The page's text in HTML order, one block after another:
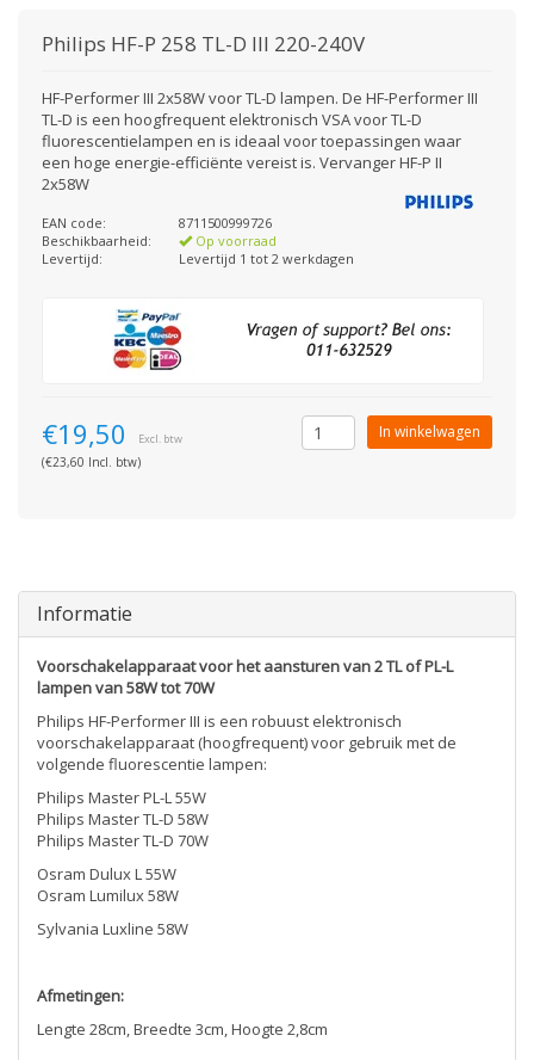
Philips HF-P 258 TL-D III 220-240V
HF-Performer III 2x58W voor TL-D lampen. De HF-Performer III
TL-D is een hoogfrequent elektronisch VSA voor TL-D
fluorescentielampen en is ideaal voor toepassingen waar
een hoge energie-efficiënte vereist is. Vervanger HF-P II
2x58W
EAN code:
8711500999726
Beschikbaarheid:
Op voorraad
Levertijd:
Levertijd 1 tot 2 werkdagen
€19,50 Excl. btw
(€23,60 Incl. btw)
In winkelwagen
Informatie
Voorschakelapparaat voor het aansturen van 2 TL of PL-L
lampen van 58W tot 70W
Philips HF-Performer III is een robuust elektronisch
voorschakelapparaat (hoogfrequent) voor gebruik met de
volgende fluorescentie lampen:
Philips Master PL-L 55W
Philips Master TL-D 58W
Philips Master TL-D 70W
Osram Dulux L 55W
Osram Lumilux 58W
Sylvania Luxline 58W
Afmetingen:
Lengte 28cm, Breedte 3cm, Hoogte 2,8cm